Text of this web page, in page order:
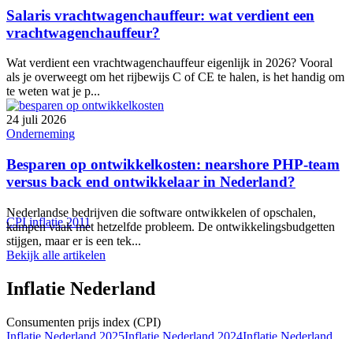
CPI inflatie 2011
Salaris vrachtwagenchauffeur: wat verdient een
vrachtwagenchauffeur?
Wat verdient een vrachtwagenchauffeur eigenlijk in 2026? Vooral
als je overweegt om het rijbewijs C of CE te halen, is het handig om
te weten wat je p...
24 juli 2026
Onderneming
Besparen op ontwikkelkosten: nearshore PHP-team
versus back end ontwikkelaar in Nederland?
Nederlandse bedrijven die software ontwikkelen of opschalen,
kampen vaak met hetzelfde probleem. De ontwikkelingsbudgetten
stijgen, maar er is een tek...
Bekijk alle artikelen
Inflatie Nederland
Consumenten prijs index (CPI)
Inflatie Nederland 2025Inflatie Nederland 2024Inflatie Nederland